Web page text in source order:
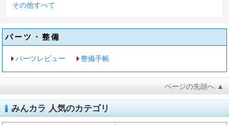
その他すべて
パーツ・整備
パーツレビュー 整備手帳
ページの先頭へ ▲
みんカラ 人気のカテゴリ